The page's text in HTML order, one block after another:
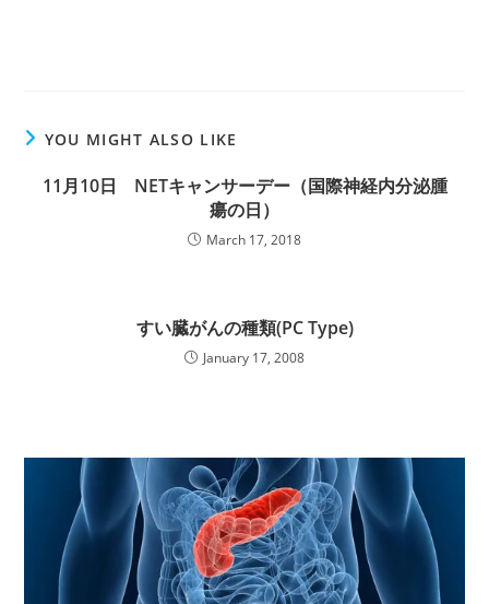
YOU MIGHT ALSO LIKE
11月10日 NETキャンサーデー（国際神経内分泌腫
瘍の日）
March 17, 2018
すい臓がんの種類(PC Type)
January 17, 2008